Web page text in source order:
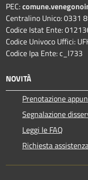
PEC:
Centralino Unico: 0331
Codice Istat Ente:
Codice Univoco Uffici:
Codice Ipa Ente: c_l733
NOVITÀ
Prenotazione
Segnalazione
Leggi le FAQ
Richiesta